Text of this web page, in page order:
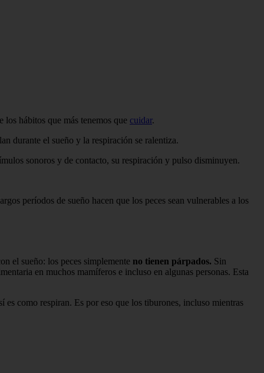
los hábitos que más tenemos que cuidar.
durante el sueño y la respiración se ralentiza.
sonoros y de contacto, su respiración y pulso disminuyen.
períodos de sueño hacen que los peces sean vulnerables a los
el sueño: los peces simplemente no tienen párpados. Sin
en muchos mamíferos e incluso en algunas personas. Esta
es como respiran. Es por eso que los tiburones, incluso mientras